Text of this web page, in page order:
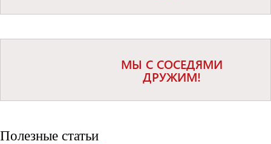
МЫ С СОСЕДЯМИ
ДРУЖИМ!
Полезные статьи